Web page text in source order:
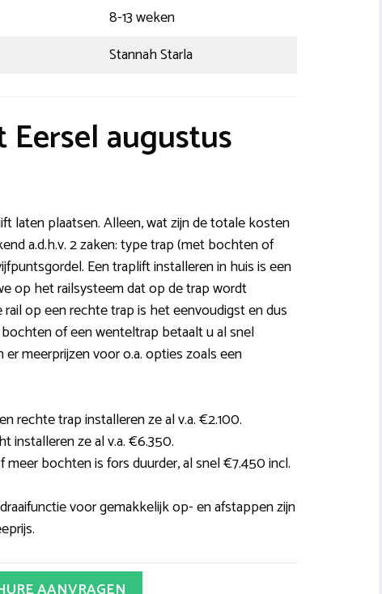
8-13 weken
Stannah Starla
augustus
laten plaatsen. Alleen, wat zijn de totale kosten
a.d.h.v. 2 zaken: type trap (met bochten of
Een traplift installeren in huis is een
op het railsysteem dat op de trap wordt
op een rechte trap is het eenvoudigst en dus
of een wenteltrap betaalt u al snel
meerprijzen voor o.a. opties zoals een
rechte trap installeren ze al v.a. €2.100.
installeren ze al v.a. €6.350.
bochten is fors duurder, al snel €7.450 incl.
voor gemakkelijk op- en afstappen zijn